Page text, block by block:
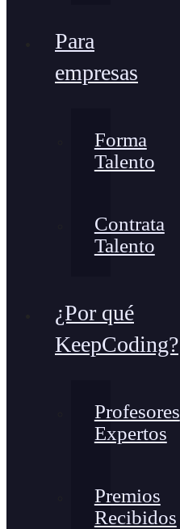
Para
empresas
Forma
Talento
Contrata
Talento
¿Por qué
KeepCoding?
Profesores
Expertos
Premios
Recibidos